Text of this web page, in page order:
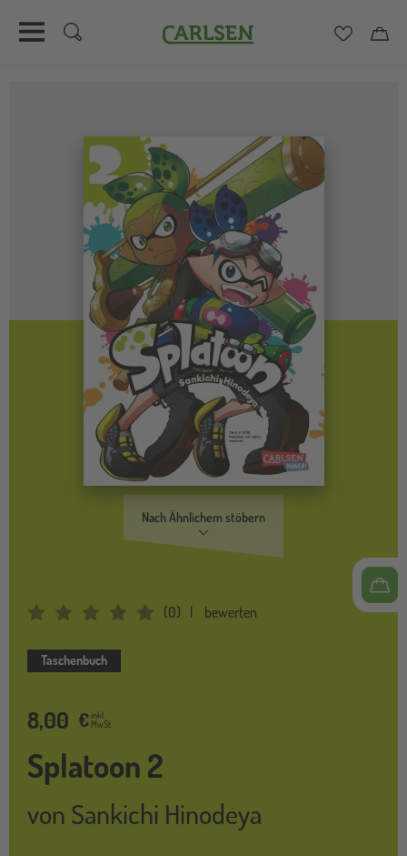
Carlsen
Nach Ähnlichem stöbern
Average Rating: 0 (0) bewerten
Taschenbuch
8,00 €inkl.
MwSt.
Splatoon 2
von Sankichi Hinodeya